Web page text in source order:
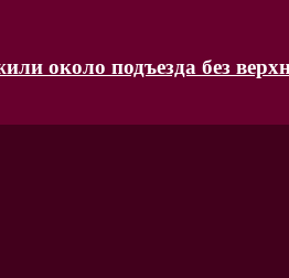
около подъезда без